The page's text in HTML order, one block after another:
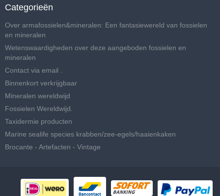
Categorieën
Over armafossielen&mineralen: Een fantasiewereld van fossielen
en mineralen
Wetenswaardigheden over deze aangeboden fossielen en
mineralen
Contact via email .
Binnenkort verkrijgbaar
Mineralen wereldwijd
Fossielen Wereldwijd.
Taxidermie producten
Marine sealife species krabben/zee-egels/haaienkaken
Brocante - Artefacten - Vintage